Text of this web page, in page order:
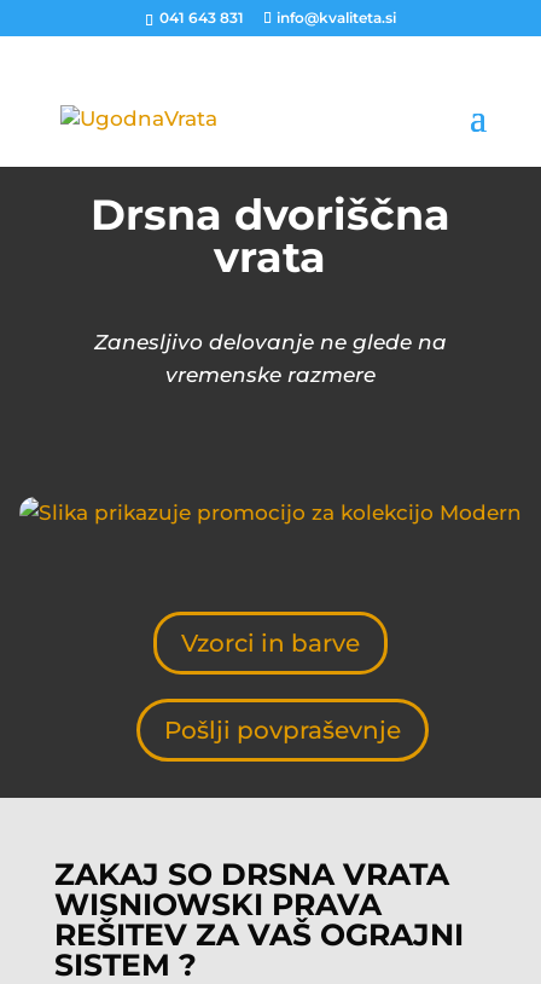
041 643 831 info@kvaliteta.si
Drsna dvoriščna
vrata
Zanesljivo delovanje ne glede na
vremenske razmere
Vzorci in barve
Pošlji povpraševnje
ZAKAJ SO DRSNA VRATA
WISNIOWSKI PRAVA
REŠITEV ZA VAŠ OGRAJNI
SISTEM ?